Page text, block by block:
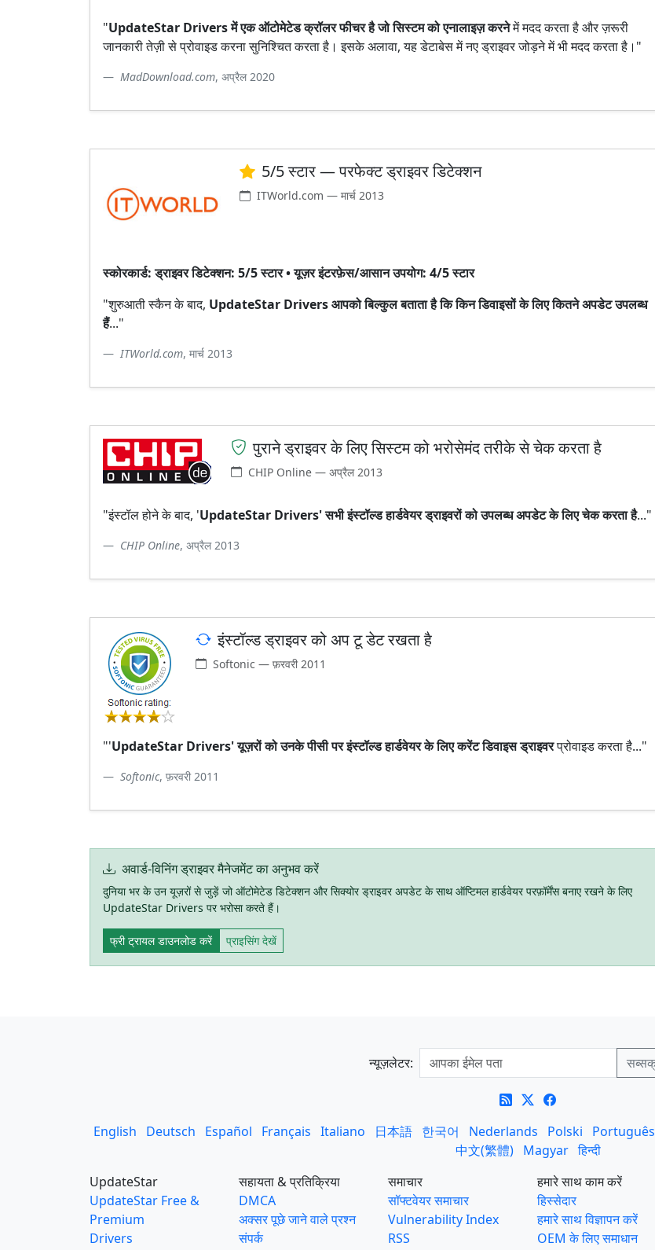
"UpdateStar Drivers में एक ऑटोमेटेड क्रॉलर फीचर है जो सिस्टम को एनालाइज़ करनेमें मदद करता है और ज़रूरी
जानकारी तेज़ी से प्रोवाइड करना सुनिश्चित करता है। इसके अलावा, यह डेटाबेस में नए ड्राइवर जोड़ने में भी मदद करता है।"
MadDownload.com, अप्रैल 2020
5/5 स्टार — परफेक्ट ड्राइवर डिटेक्शन
ITWorld.com — मार्च 2013
स्कोरकार्ड: ड्राइवर डिटेक्शन: 5/5 स्टार • यूज़र इंटरफ़ेस/आसान उपयोग: 4/5 स्टार
"शुरुआती स्कैन के बाद, UpdateStar Drivers आपको बिल्कुल बताता है कि किन डिवाइसों के लिए कितने अपडेट उपलब्ध
हैं..."
ITWorld.com, मार्च 2013
पुराने ड्राइवर के लिए सिस्टम को भरोसेमंद तरीके से चेक करता है
CHIP Online — अप्रैल 2013
"इंस्टॉल होने के बाद, 'UpdateStar Drivers' सभी इंस्टॉल्ड हार्डवेयर ड्राइवरों को उपलब्ध अपडेट के लिए चेक करता है..."
CHIP Online, अप्रैल 2013
इंस्टॉल्ड ड्राइवर को अप टू डेट रखता है
Softonic — फ़रवरी 2011
"'UpdateStar Drivers' यूज़रों को उनके पीसी पर इंस्टॉल्ड हार्डवेयर के लिए करेंट डिवाइस ड्राइवरप्रोवाइड करता है..."
Softonic, फ़रवरी 2011
अवार्ड-विनिंग ड्राइवर मैनेजमेंट का अनुभव करें
दुनिया भर के उन यूज़रों से जुड़ें जो ऑटोमेटेड डिटेक्शन और सिक्योर ड्राइवर अपडेट के साथ ऑप्टिमल हार्डवेयर परफ़ॉर्मेंस बनाए रखने के लिए
UpdateStar Drivers पर भरोसा करते हैं।
फ्री ट्रायल डाउनलोड करें प्राइसिंग देखें
न्यूज़लेटर:
English Deutsch Español Français Italiano 日本語 한국어 Nederlands Polski Português
中文(繁體)
Magyar हिन्दी
UpdateStar
UpdateStar Free &
Premium
Drivers
सहायता & प्रतिक्रिया
DMCA
अक्सर पूछे जाने वाले प्रश्न
संपर्क
समाचार
सॉफ्टवेयर समाचार
Vulnerability Index
RSS
हमारे साथ काम करें
हिस्सेदार
हमारे साथ विज्ञापन करें
OEM के लिए समाधान